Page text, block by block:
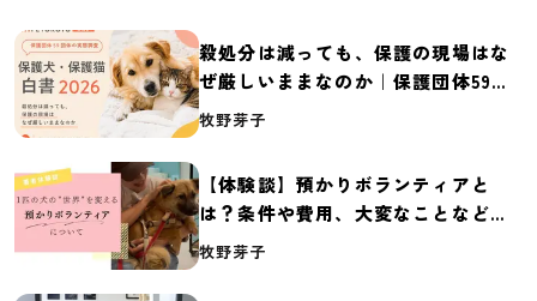
殺処分は減っても、保護の現場はな
ぜ厳しいままなのか｜保護団体59団
体の実態調査【保護犬・保護猫白書
牧野芽子
【体験談】預かりボランティアと
は？条件や費用、大変なことなど紹
介
牧野芽子